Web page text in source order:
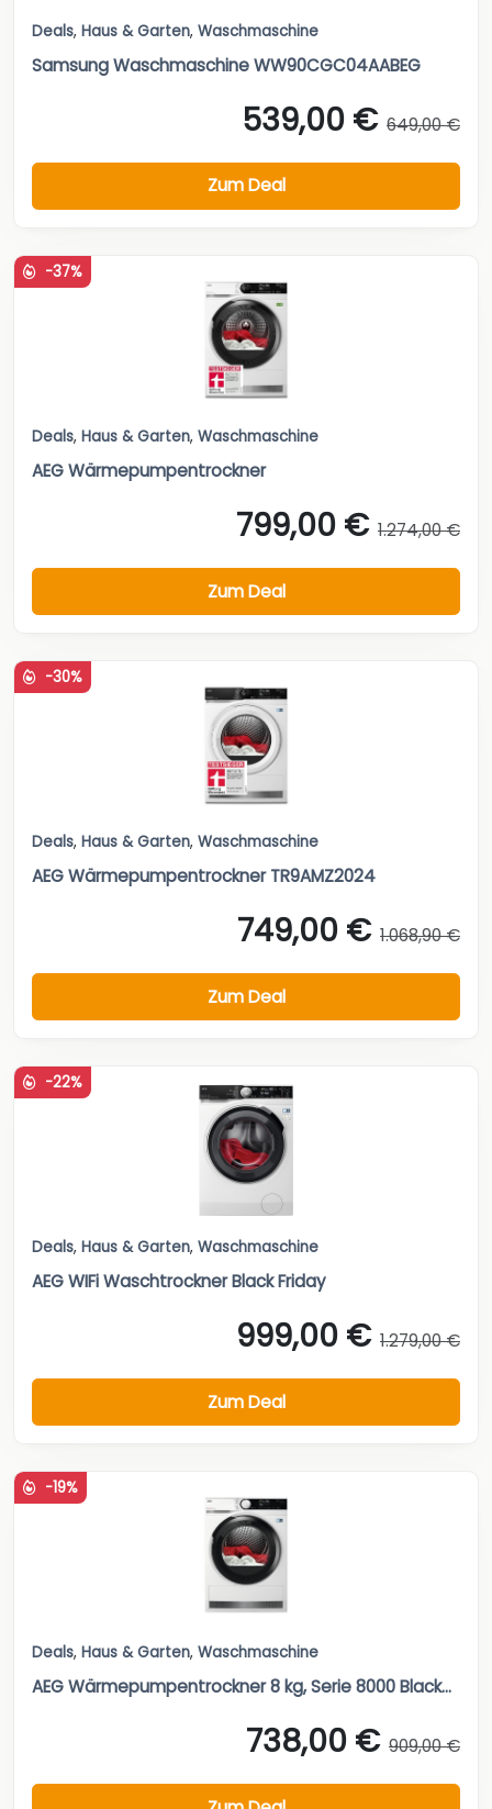
Deals, Haus & Garten, Waschmaschine
Samsung Waschmaschine WW90CGC04AABEG
539,00 € 649,00 €
Zum Deal
-37%
Deals, Haus & Garten, Waschmaschine
AEG Wärmepumpentrockner
799,00 € 1.274,00 €
Zum Deal
-30%
Deals, Haus & Garten, Waschmaschine
AEG Wärmepumpentrockner TR9AMZ2024
749,00 € 1.068,90 €
Zum Deal
-22%
Deals, Haus & Garten, Waschmaschine
AEG WIFi Waschtrockner Black Friday
999,00 € 1.279,00 €
Zum Deal
-19%
Deals, Haus & Garten, Waschmaschine
AEG Wärmepumpentrockner 8 kg, Serie 8000 Black...
738,00 € 909,00 €